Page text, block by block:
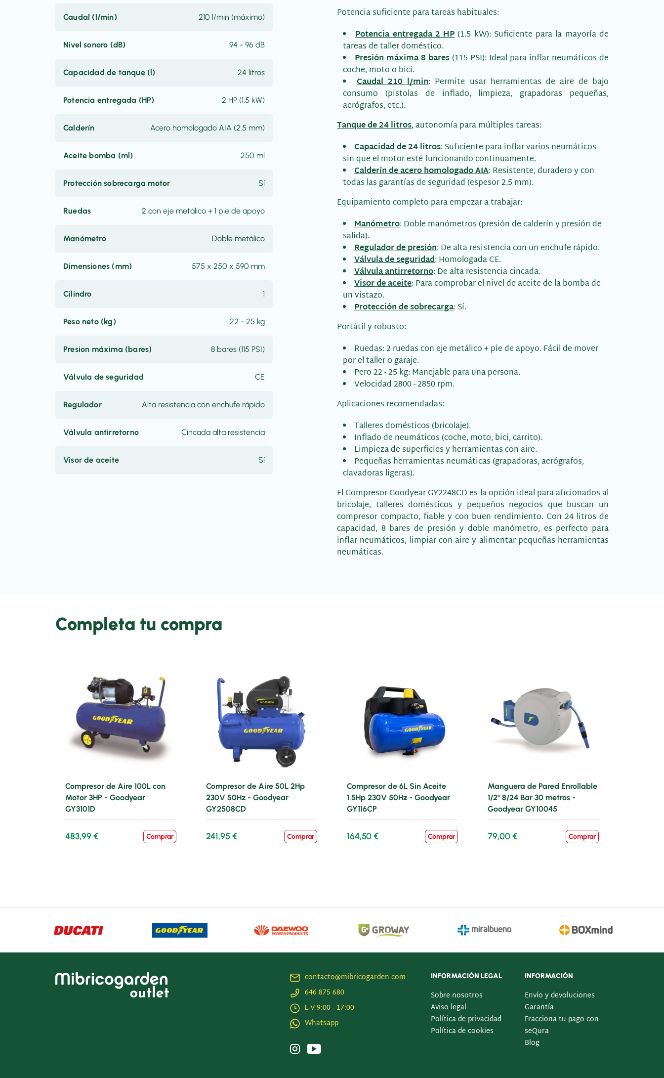
Caudal (l/min) 210 l/min (máximo)
Nivel sonoro (dB) 94 - 96 dB
Capacidad de tanque (l) 24 litros
Potencia entregada (HP) 2 HP (1.5 kW)
Calderín Acero homologado AIA (2.5 mm)
Aceite bomba (ml) 250 ml
Protección sobrecarga motor Sí
Ruedas 2 con eje metálico + 1 pie de apoyo
Manómetro Doble metálico
Dimensiones (mm) 575 x 250 x 590 mm
Cilindro 1
Peso neto (kg) 22 - 25 kg
Presion máxima (bares) 8 bares (115 PSI)
Válvula de seguridad CE
Regulador Alta resistencia con enchufe rápido
Válvula antirretorno Cincada alta resistencia
Visor de aceite Sí
Potencia suficiente para tareas habituales:
Potencia entregada 2 HP(1.5 kW): Suficiente para la mayoría de
tareas de taller doméstico.
Presión máxima 8 bares (115 PSI): Ideal para inflar neumáticos de
coche, moto o bici.
Caudal 210 l/min: Permite usar herramientas de aire de bajo
consumo (pistolas de inflado, limpieza, grapadoras pequeñas,
aerógrafos, etc.).
Tanque de 24 litros, autonomía para múltiples tareas:
Capacidad de 24 litros: Suficiente para inflar varios neumáticos
sin que el motor esté funcionando continuamente.
Calderín de acero homologado AIA: Resistente, duradero y con
todas las garantías de seguridad (espesor 2.5 mm).
Equipamiento completo para empezar a trabajar:
Manómetro: Doble manómetros (presión de calderín y presión de
salida).
Regulador de presión: De alta resistencia con un enchufe rápido.
Válvula de seguridad: Homologada CE.
Válvula antirretorno: De alta resistencia cincada.
Visor de aceite: Para comprobar el nivel de aceite de la bomba de
un vistazo.
Protección de sobrecarga: Sí.
Portátil y robusto:
Ruedas: 2 ruedas con eje metálico + pie de apoyo. Fácil de mover
por el taller o garaje.
Pero 22 - 25 kg: Manejable para una persona.
Velocidad 2800 - 2850 rpm.
Aplicaciones recomendadas:
Talleres domésticos (bricolaje).
Inflado de neumáticos (coche, moto, bici, carrito).
Limpieza de superficies y herramientas con aire.
Pequeñas herramientas neumáticas (grapadoras, aerógrafos,
clavadoras ligeras).
El Compresor Goodyear GY2248CD es la opción ideal para aficionados al
bricolaje, talleres domésticos y pequeños negocios que buscan un
compresor compacto, fiable y con buen rendimiento. Con 24 litros de
capacidad, 8 bares de presión y doble manómetro, es perfecto para
inflar neumáticos, limpiar con aire y alimentar pequeñas herramientas
neumáticas.
Completa tu compra
Compresor de Aire 100L con
Motor 3HP - Goodyear
GY3101D
483,99 € Comprar
Compresor de Aire 50L 2Hp
230V 50Hz - Goodyear
GY2508CD
241,95 € Comprar
Compresor de 6L Sin Aceite
1.5Hp 230V 50Hz - Goodyear
GY116CP
164,50 € Comprar
Manguera de Pared Enrollable
1/2" 8/24 Bar 30 metros -
Goodyear GY10045
79,00 € Comprar
contacto@mibricogarden.com
646 875 680
L-V 9:00 - 17:00
Whatsapp
INFORMACIÓN LEGAL
Sobre nosotros
Aviso legal
Política de privacidad
Política de cookies
INFORMACIÓN
Envío y devoluciones
Garantía
Fracciona tu pago con
seQura
Blog